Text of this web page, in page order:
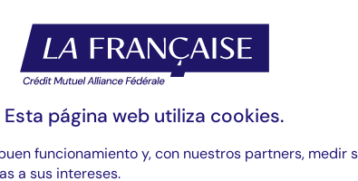
Gestión Cuantitativa
sistemáticas aplicadas a todas las
Esta página web utiliza cookies.
funcionamiento y, con nuestros partners, medir
a sus intereses.